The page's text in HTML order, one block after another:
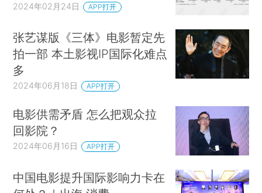
2024年02月24日 APP打开
张艺谋版《三体》电影暂定先
拍一部 本土影视IP国际化难点
多
2024年06月18日 APP打开
电影供需矛盾 怎么把观众拉
回影院？
2024年06月16日 APP打开
中国电影提升国际影响力卡在